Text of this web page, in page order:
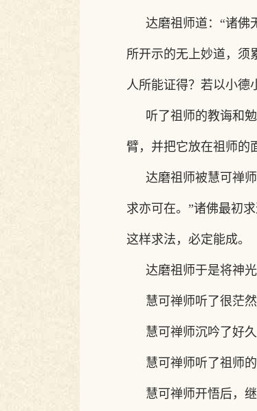
达磨祖师道： “诸佛
所开示的无上妙道，须
人所能证得？若以小德
听了祖师的教诲和
臂，并把它放在祖师的
达磨祖师被慧可禅
求亦可在。 ”诸佛最初
这样求法，必定能成。
达磨祖师于是将神
慧可禅师听了很茫然
慧可禅师沉吟了好久
慧可禅师听了祖师
慧可禅师开悟后，